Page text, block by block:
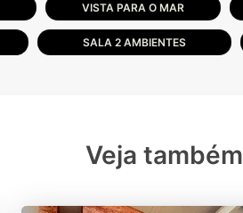
VISTA PARA O MAR
SALA 2 AMBIENTES
Veja também